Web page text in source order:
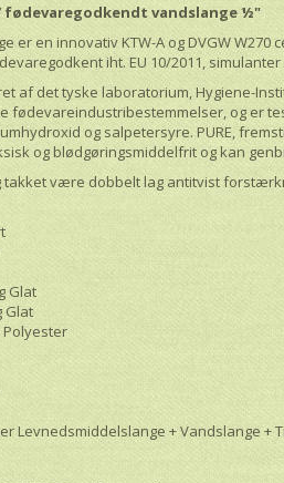
fødevaregodkendt vandslange ½"
er en innovativ KTW-A og DVGW
iht. EU 10/2011, simulanter
af det tyske laboratorium, Hygiene-
fødevareindustribestemmelser, og er
og salpetersyre. PURE,
og blødgøringsmiddelfrit og kan
takket være dobbelt lag antitvist
Glat
Glat
Levnedsmiddelslange + Vandslange +